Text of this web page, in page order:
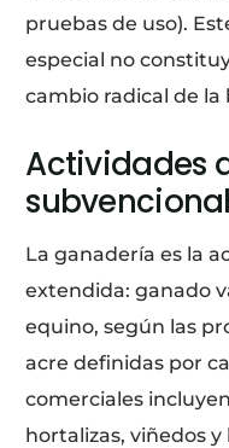
pruebas de uso).
especial no
cambio radical de la
Actividades
La ganadería es la
extendida: ganado
equino, según las
acre definidas por
comerciales
hortalizas, viñedos